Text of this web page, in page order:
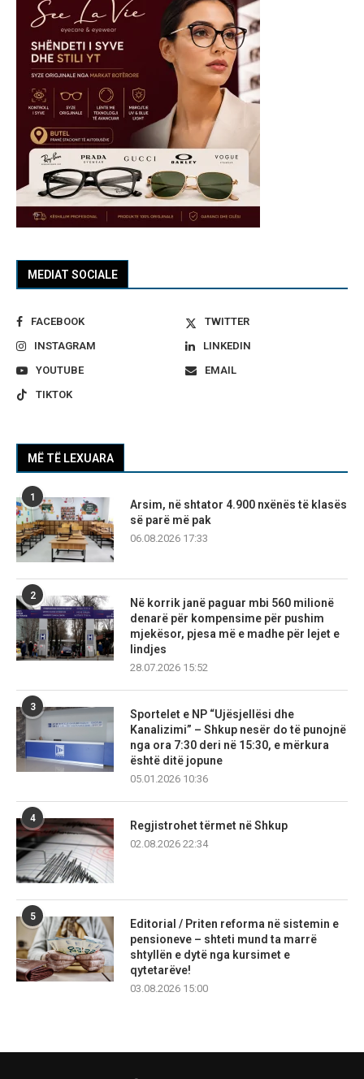
MEDIAT SOCIALE
FACEBOOK
TWITTER
INSTAGRAM
LINKEDIN
YOUTUBE
EMAIL
TIKTOK
MË TË LEXUARA
1
Arsim, në shtator 4.900 nxënës të klasës
së parë më pak
06.08.2026 17:33
2
Në korrik janë paguar mbi 560 milionë
denarë për kompensime për pushim
mjekësor, pjesa më e madhe për lejet e
lindjes
28.07.2026 15:52
3
Sportelet e NP “Ujësjellësi dhe
Kanalizimi” – Shkup nesër do të punojnë
nga ora 7:30 deri në 15:30, e mërkura
është ditë jopune
05.01.2026 10:36
4
Regjistrohet tërmet në Shkup
02.08.2026 22:34
5
Editorial / Priten reforma në sistemin e
pensioneve – shteti mund ta marrë
shtyllën e dytë nga kursimet e
qytetarëve!
03.08.2026 15:00